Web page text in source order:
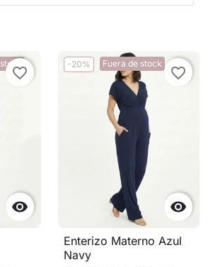

favorite_border
-20% Fuera de stock

favorite_border
Enterizo Materno Azul
Navy